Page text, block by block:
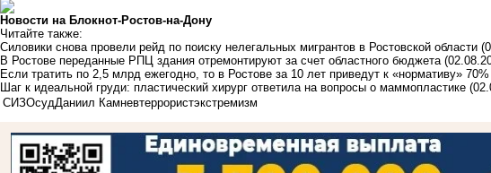
Новости на Блoкнoт-Ростов-на-Дону
Читайте также:
Силовики снова провели рейд по поиску нелегальных мигрантов в Ростовской области
В Ростове переданные РПЦ здания отремонтируют за счет областного бюджета
Если тратить по 2,5 млрд ежегодно, то в Ростове за 10 лет приведут к «нормативу» 70%
Шаг к идеальной груди: пластический хирург ответила на вопросы о маммопластике
СИЗОсудДаниил Камневтеррористэкстремизм